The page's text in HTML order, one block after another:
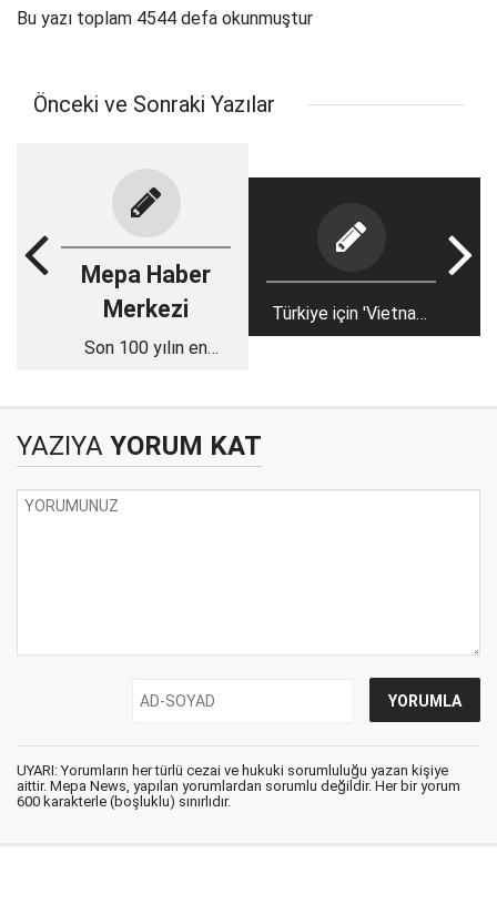
Bu yazı toplam 4544 defa okunmuştur
Önceki ve Sonraki Yazılar
Mepa Haber
Merkezi
Son 100 yılın en
Türkiye için 'Vietnam
tuzağına' hayır!
YAZIYA YORUM KAT
UYARI: Yorumların her türlü cezai ve hukuki sorumluluğu yazan kişiye
aittir. Mepa News, yapılan yorumlardan sorumlu değildir. Her bir yorum
600 karakterle (boşluklu) sınırlıdır.